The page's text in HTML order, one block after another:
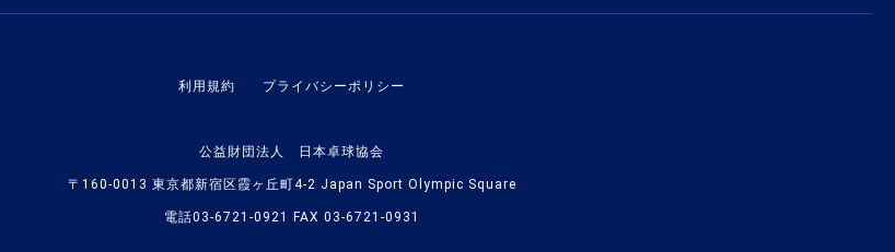
利用規約 プライバシーポリシー
公益財団法人 日本卓球協会
〒160-0013 東京都新宿区霞ヶ丘町4-2 Japan Sport Olympic Square
電話03-6721-0921 FAX 03-6721-0931